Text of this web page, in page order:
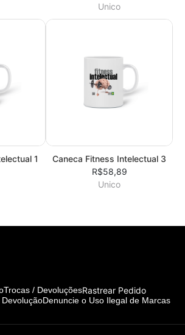
Unico
1
Caneca Fitness Intelectual 3
R$58,89
Unico
Trocas / DevoluçõesRastrear Pedido
Denuncie o Uso Ilegal de Marcas